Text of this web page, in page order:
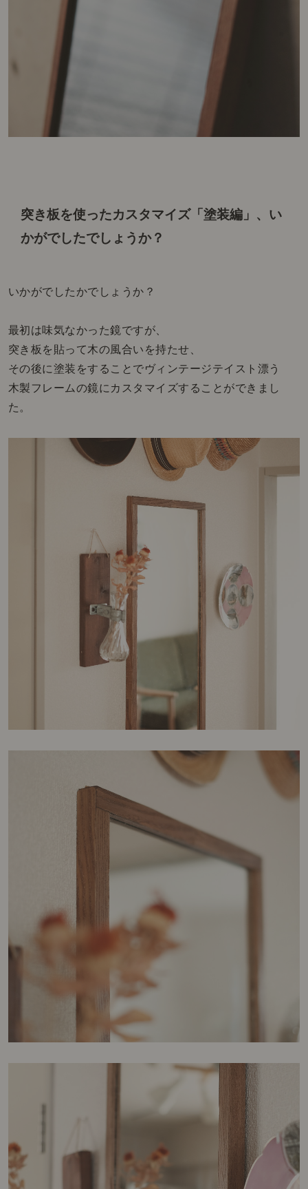
突き板を使ったカスタマイズ「塗装編」、 い
かがでしたでしょうか？
いかがでしたかでしょうか？
最初は味気なかった鏡ですが、
突き板を貼って木の風合いを持たせ、
その後に塗装をすることでヴィンテージテイスト漂う
木製フレームの鏡にカスタマイズすることができまし
た。